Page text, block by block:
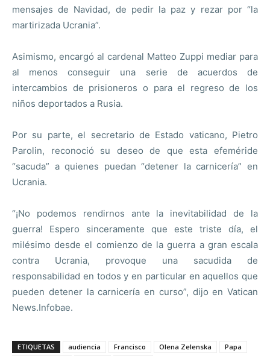
mensajes de Navidad, de pedir la paz y rezar por “la
martirizada Ucrania”.
Asimismo, encargó al cardenal Matteo Zuppi mediar para
al menos conseguir una serie de acuerdos de
intercambios de prisioneros o para el regreso de los
niños deportados a Rusia.
Por su parte, el secretario de Estado vaticano, Pietro
Parolin, reconoció su deseo de que esta efeméride
“sacuda” a quienes puedan “detener la carnicería” en
Ucrania.
“¡No podemos rendirnos ante la inevitabilidad de la
guerra! Espero sinceramente que este triste día, el
milésimo desde el comienzo de la guerra a gran escala
contra Ucrania, provoque una sacudida de
responsabilidad en todos y en particular en aquellos que
pueden detener la carnicería en curso”, dijo en Vatican
News.Infobae.
ETIQUETAS audiencia Francisco Olena Zelenska
Papa